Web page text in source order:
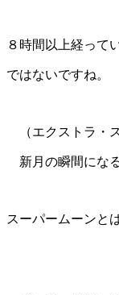
８時間以上経って
ではないですね。
（エクストラ・
新月の瞬間にな
スーパームーンと